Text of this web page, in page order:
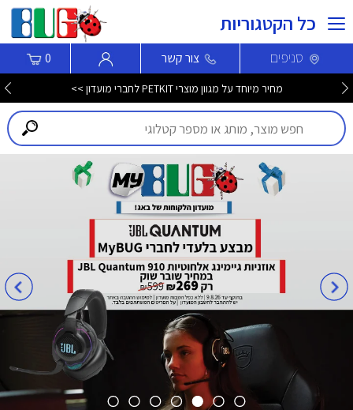
כל הקטגוריות
סניפים צור קשר 0
מחיר מיוחד על מגוון מוצרי PETKIT לחברי מועדון >>